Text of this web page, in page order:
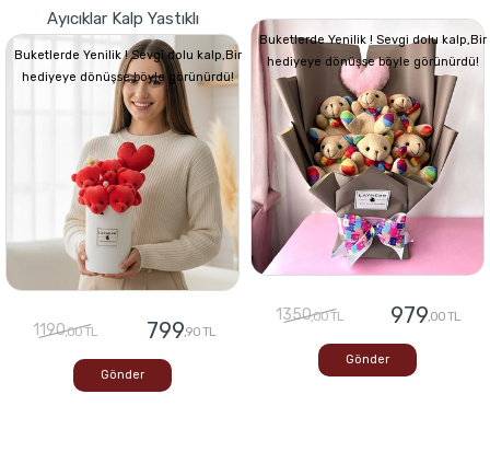
Ayıcıklar Kalp Yastıklı
Buketlerde Yenilik ! Sevgi dolu kalp,Bir
hediyeye dönüşse böyle görünürdü!
1190,00 TL 799,90 TL
Gönder
Buketlerde Yenilik ! Sevgi dolu kalp,Bir
hediyeye dönüşse böyle görünürdü!
1350,00 TL 979,00 TL
Gönder